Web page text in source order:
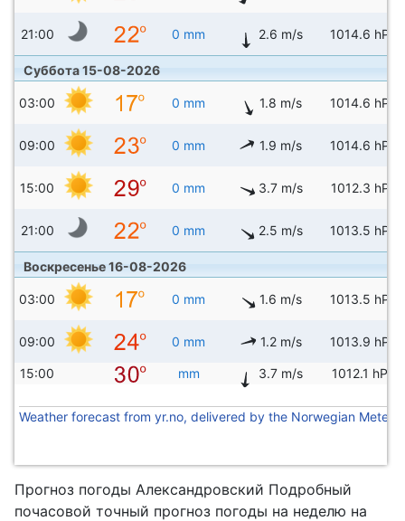
21:00 0 mm 2.6 m/s 1014.6 hPa
Суббота 15-08-2026
03:00 0 mm 1.8 m/s 1014.6 hPa
09:00 0 mm 1.9 m/s 1014.6 hPa
15:00 0 mm 3.7 m/s 1012.3 hPa
21:00 0 mm 2.5 m/s 1013.5 hPa
Воскресенье 16-08-2026
03:00 0 mm 1.6 m/s 1013.5 hPa
09:00 0 mm 1.2 m/s 1013.9 hPa
15:00 mm 3.7 m/s 1012.1 hPa
Weather forecast from yr.no, delivered by the Norwegian
Прогноз погоды Александровский Подробный
почасовой точный прогноз погоды на неделю на